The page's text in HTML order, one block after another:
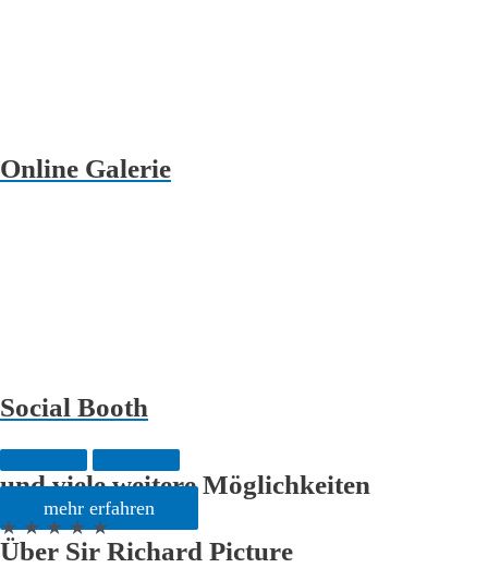
Online Galerie
Social Booth
und viele weitere Möglichkeiten
mehr erfahren
★ ★ ★ ★ ★
Über Sir Richard Picture